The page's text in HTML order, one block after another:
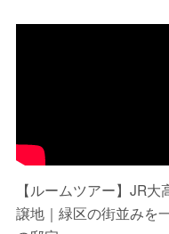
【ルームツアー】JR
譲地｜緑区の街並みを